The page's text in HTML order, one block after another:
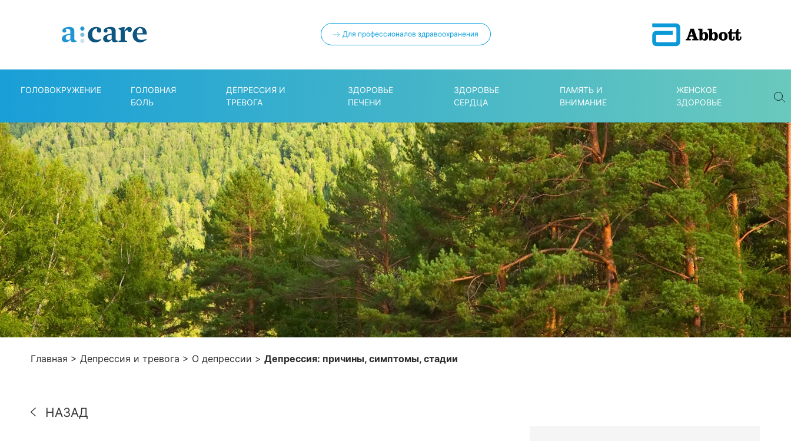
Для профессионалов здравоохранения
ГОЛОВОКРУЖЕНИЕ
ГОЛОВНАЯ
БОЛЬ
ДЕПРЕССИЯ И
ТРЕВОГА
ЗДОРОВЬЕ
ПЕЧЕНИ
ЗДОРОВЬЕ
СЕРДЦА
ПАМЯТЬ И
ВНИМАНИЕ
ЖЕНСКОЕ
ЗДОРОВЬЕ
Главная > Депрессия и тревога > О депрессии > Депрессия: причины, симптомы, стадии
НАЗАД